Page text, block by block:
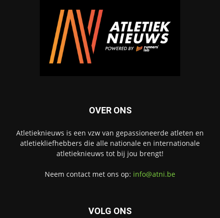
OVER ONS
Atletieknieuws is een vzw van gepassioneerde atleten en
atletiekliefhebbers die alle nationale en internationale
atletieknieuws tot bij jou brengt!
Neem contact met ons op: info@atni.be
VOLG ONS